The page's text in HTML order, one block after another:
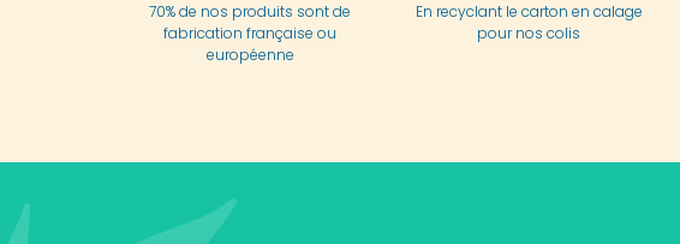
70% de nos produits sont de
fabrication française ou
européenne
En recyclant le carton en calage
pour nos colis